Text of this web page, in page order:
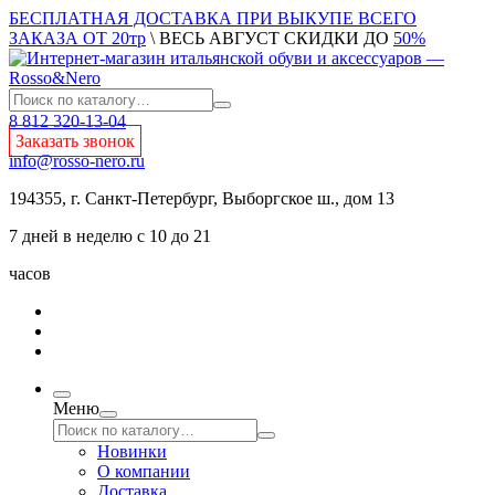
БЕСПЛАТНАЯ ДОСТАВКА ПРИ ВЫКУПЕ ВСЕГО
ЗАКАЗА ОТ 20тр \ ВЕСЬ АВГУСТ СКИДКИ ДО 50%
8 812 320-13-04
Заказать звонок
info@rosso-nero.ru
194355, г. Санкт-Петербург, Выборгское ш., дом 13
7 дней в неделю с 10 до 21
часов
Меню
Новинки
О компании
Доставка